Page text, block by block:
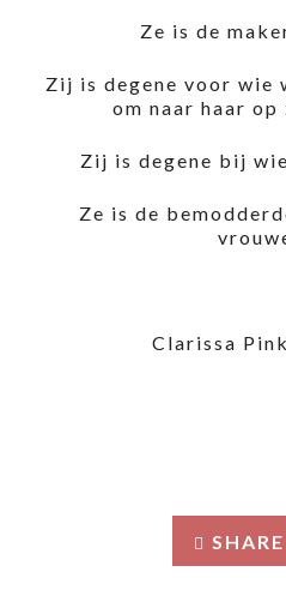
Ze is de
Zij is degene voor wie
om naar haar op
Zij is degene bij
Ze is de
Clarissa